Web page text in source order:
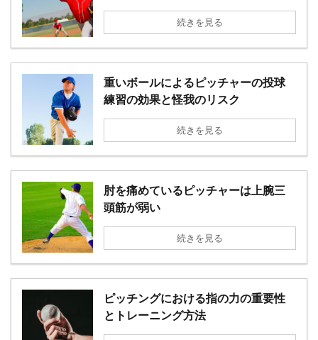
続きを見る
重いボールによるピッチャーの投球
練習の効果と怪我のリスク
続きを見る
肘を痛めているピッチャーは上腕三
頭筋が弱い
続きを見る
ピッチングにおける指の力の重要性
とトレーニング方法